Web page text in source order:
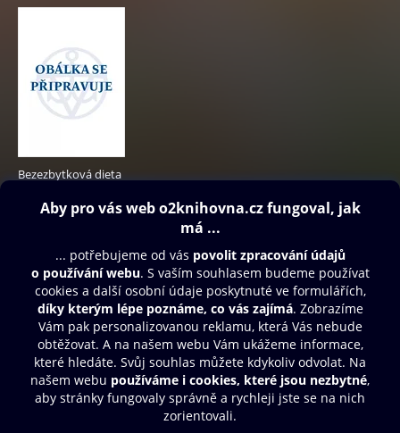
Bezezbytková dieta
119 Kč
Obsah ke stažení
Moje O2 Knihovna
Další zábava
© O2 Czech Republic a.s.